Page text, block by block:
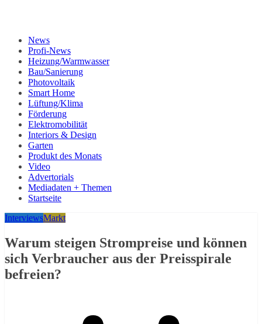
News
Profi-News
Heizung/Warmwasser
Bau/Sanierung
Photovoltaik
Smart Home
Lüftung/Klima
Förderung
Elektromobilität
Interiors & Design
Garten
Produkt des Monats
Video
Advertorials
Mediadaten + Themen
Startseite
InterviewsMarkt
Warum steigen Strompreise und können
sich Verbraucher aus der Preisspirale
befreien?